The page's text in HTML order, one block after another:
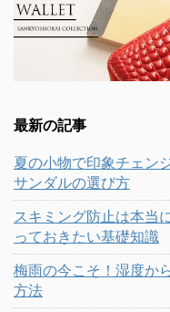
最新の記事
夏の小物で印象チェン
サンダルの選び方
スキミング防止は本当
っておきたい基礎知識
梅雨の今こそ！湿度か
方法